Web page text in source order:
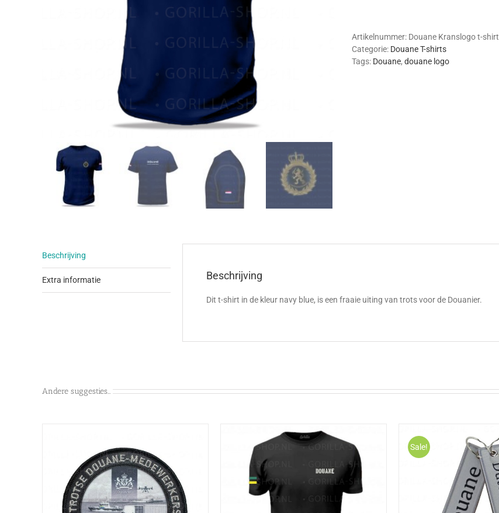
aantal
Artikelnummer: Douane Kranslogo t-shirt
Categorie: Douane T-shirts
Tags: Douane, douane logo
Beschrijving
Extra informatie Beschrijving
Dit t-shirt in de kleur navy blue, is een fraaie uiting van trots voor de Douanier.
Andere suggesties…
Sale!